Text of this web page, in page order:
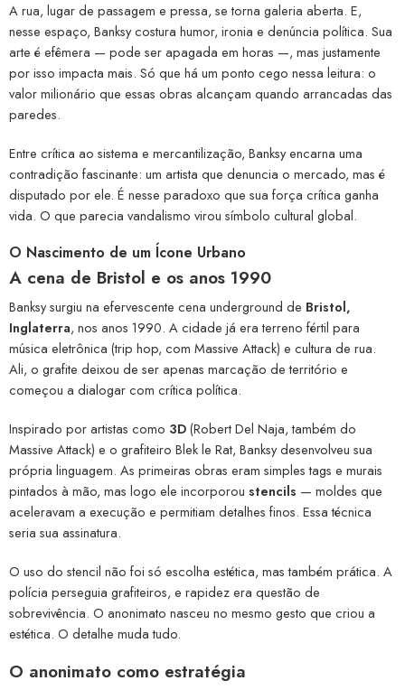
A rua, lugar de passagem e pressa, se torna galeria aberta. E,
nesse espaço, Banksy costura humor, ironia e denúncia política. Sua
arte é efêmera — pode ser apagada em horas —, mas justamente
por isso impacta mais. Só que há um ponto cego nessa leitura: o
valor milionário que essas obras alcançam quando arrancadas das
paredes.
Entre crítica ao sistema e mercantilização, Banksy encarna uma
contradição fascinante: um artista que denuncia o mercado, mas é
disputado por ele. É nesse paradoxo que sua força crítica ganha
vida. O que parecia vandalismo virou símbolo cultural global.
O Nascimento de um Ícone Urbano
A cena de Bristol e os anos 1990
Banksy surgiu na efervescente cena underground de Bristol,
Inglaterra, nos anos 1990. A cidade já era terreno fértil para
música eletrônica (trip hop, com Massive Attack) e cultura de rua.
Ali, o grafite deixou de ser apenas marcação de território e
começou a dialogar com crítica política.
Inspirado por artistas como 3D(Robert Del Naja, também do
Massive Attack) e o grafiteiro Blek le Rat, Banksy desenvolveu sua
própria linguagem. As primeiras obras eram simples tags e murais
pintados à mão, mas logo ele incorporou stencils — moldes que
aceleravam a execução e permitiam detalhes finos. Essa técnica
seria sua assinatura.
O uso do stencil não foi só escolha estética, mas também prática. A
polícia perseguia grafiteiros, e rapidez era questão de
sobrevivência. O anonimato nasceu no mesmo gesto que criou a
estética. O detalhe muda tudo.
O anonimato como estratégia